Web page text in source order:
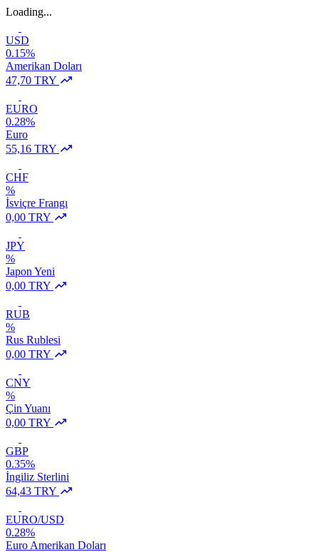
Loading...
USD
0.15%
Amerikan Doları
47,70 TRY
EURO
0.28%
Euro
55,16 TRY
CHF
%
İsviçre Frangı
0,00 TRY
JPY
%
Japon Yeni
0,00 TRY
RUB
%
Rus Rublesi
0,00 TRY
CNY
%
Çin Yuanı
0,00 TRY
GBP
0.35%
İngiliz Sterlini
64,43 TRY
EURO/USD
0.28%
Euro Amerikan Doları